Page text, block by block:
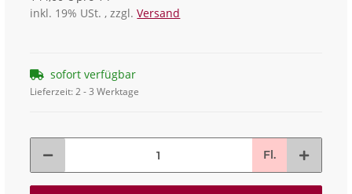
inkl. 19% USt. , zzgl.Versand
sofort verfügbar
Lieferzeit:2 - 3 Werktage
Fl.